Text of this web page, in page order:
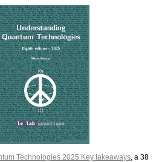
Technologies 2025 Key takeaways, a 38